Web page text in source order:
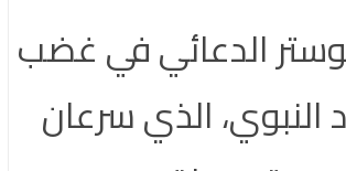
الدعائي في غضب
النبوي، الذي سرعان